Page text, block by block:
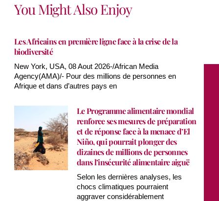
You Might Also Enjoy
Les Africains en première ligne face à la crise de la
biodiversité
New York, USA, 08 Aout 2026-/African Media
Agency(AMA)/- Pour des millions de personnes en
Afrique et dans d’autres pays en
Le Programme alimentaire mondial
renforce ses mesures de préparation
et de réponse face à la menace d’El
Niño, qui pourrait plonger des
dizaines de millions de personnes
dans l’insécurité alimentaire aiguë
Selon les dernières analyses, les
chocs climatiques pourraient
aggraver considérablement